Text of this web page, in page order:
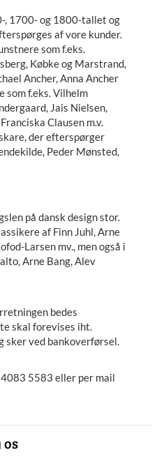
, 1700- og 1800-tallet og
af vore kunder.
som f.eks.
Købke og Marstrand,
Ancher, Anna Ancher
som f.eks. Vilhelm
Jais Nielsen,
Clausen m.v.
der efterspørger
Peder Mønsted,
på dansk design stor.
af Finn Juhl, Arne
Larsen mv., men også i
Arne Bang, Alev
bedes
skal forevises iht.
sker ved bankoverførsel.
5583 eller per mail
os